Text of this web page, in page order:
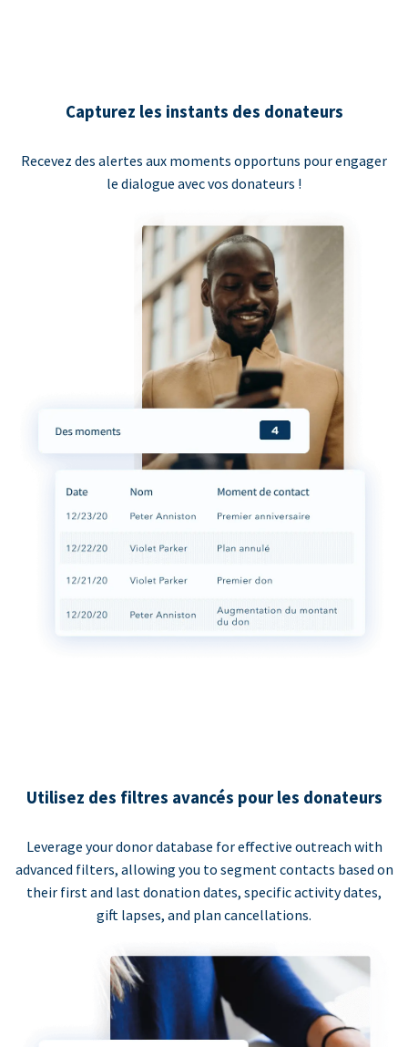
Capturez les instants des donateurs
Recevez des alertes aux moments opportuns pour engager
le dialogue avec vos donateurs !
Utilisez des filtres avancés pour les donateurs
Leverage your donor database for effective outreach with
advanced filters, allowing you to segment contacts based on
their first and last donation dates, specific activity dates,
gift lapses, and plan cancellations.